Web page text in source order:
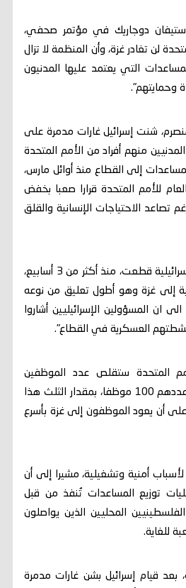
دوجاريك في مؤتمر صحفي،
لن تغادر غزة، وأن المنظمة لا تزال
التي يعتمد عليها المدنيون
وحمايتهم".
شنت إسرائيل غارات مدمرة على
منهم أفراد من الأمم المتحدة
إلى القطاع منذ أوائل مارس،
للأمم المتحدة قرارا صعبا بخفض
الاحتياجات الإنسانية والقلق
وأشار إلى أن الحكومة الإسرائيلية قطعت، منذ أكثر من 3 أسابيع،
إلى غزة وهو أطول تعليق من نوعه
2023..لافتاً الى ان المسؤولين الإسرائيليين أشاروا
العسكرية في القطاع".
المتحدة ستقلص عدد الموظفين
الدوليين في غزة والبالغ عددهم 100 موظفا، بمقدار الثلث هذا
أن يعود الموظفون إلى غزة بأسرع
أمنية وتشغيلية، مشيرا إلى أن
توزيع المساعدات تُنفذ من قبل
المحليين الذين يواصلون
للغاية.
بعد قيام إسرائيل بشن غارات مدمرة